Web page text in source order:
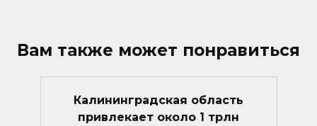
Вам также может понравиться
Калининградская область
привлекает около 1 трлн